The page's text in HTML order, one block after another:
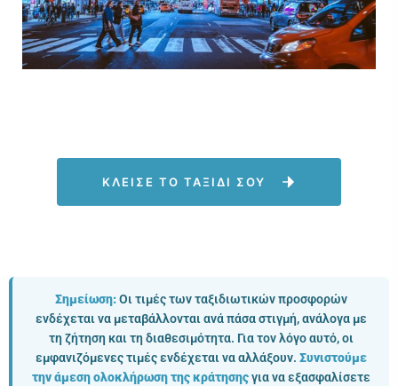
ΚΛΕΙΣΕ ΤΟ ΤΑΞΙΔΙ ΣΟΥ
Σημείωση:Οι τιμές των ταξιδιωτικών προσφορών
ενδέχεται να μεταβάλλονται ανά πάσα στιγμή, ανάλογα με
τη ζήτηση και τη διαθεσιμότητα. Για τον λόγο αυτό, οι
εμφανιζόμενες τιμές ενδέχεται να αλλάξουν. Συνιστούμε
την άμεση ολοκλήρωση της κράτησηςγια να εξασφαλίσετε